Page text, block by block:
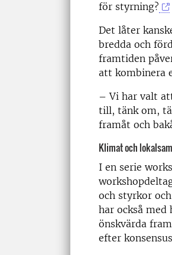
för styrning?
Det låter
bredda och
framtiden
att kombinera
– Vi har valt
till, tänk om,
framåt och
Klimat och
I en serie
och styrkor
har också
önskvärda
efter